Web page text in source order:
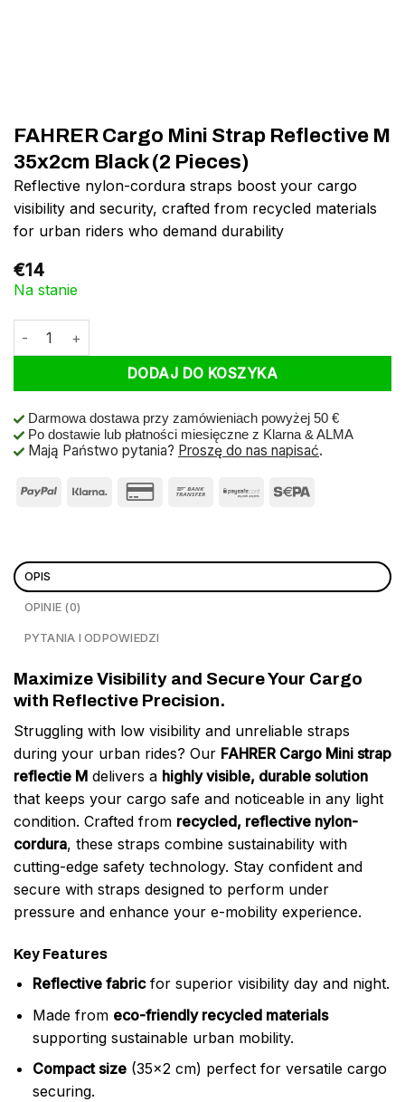
FAHRER Cargo Mini Strap Reflective M
35x2cm Black (2 Pieces)
Reflective nylon-cordura straps boost your cargo
visibility and security, crafted from recycled materials
for urban riders who demand durability
€14
Na stanie
ilość FAHRER Cargo Mini Strap Reflective M 35x2cm Black (2
DODAJ DO KOSZYKA
Darmowa dostawa przy zamówieniach powyżej 50 €
Po dostawie lub płatności miesięczne z Klarna & ALMA
Mają Państwo pytania? Proszę do nas napisać.
OPIS
OPINIE (0)
PYTANIA I ODPOWIEDZI
Maximize Visibility and Secure Your Cargo
with Reflective Precision.
Struggling with low visibility and unreliable straps
during your urban rides? Our FAHRER Cargo Mini strap
reflectie M delivers a highly visible, durable solution
that keeps your cargo safe and noticeable in any light
condition. Crafted from recycled, reflective nylon-
cordura, these straps combine sustainability with
cutting-edge safety technology. Stay confident and
secure with straps designed to perform under
pressure and enhance your e-mobility experience.
Key Features
Reflective fabricfor superior visibility day and night.
Made from eco-friendly recycled materials
supporting sustainable urban mobility.
Compact size(35×2 cm) perfect for versatile cargo
securing.